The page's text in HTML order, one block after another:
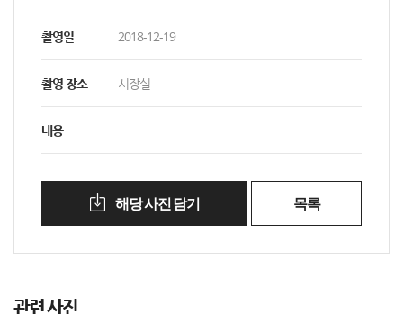
촬영일 2018-12-19
촬영 장소 시장실
내용
해당 사진 담기 목록
관련 사진